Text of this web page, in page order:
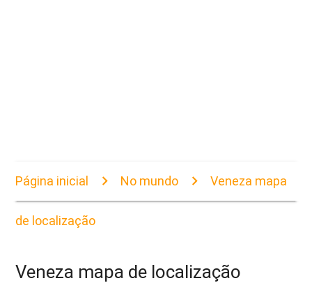
Página inicial No mundo Veneza mapa
de localização
Veneza mapa de localização